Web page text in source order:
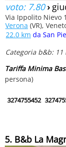
voto: 7.80›
Via Ippolito Nievo
Verona (VR),
22.0 km da San
Categoria b&b:
Tariffa Minima
persona)
3274755452
5. B&b La